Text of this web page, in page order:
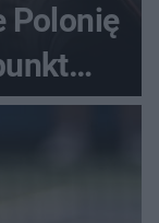
Polonię